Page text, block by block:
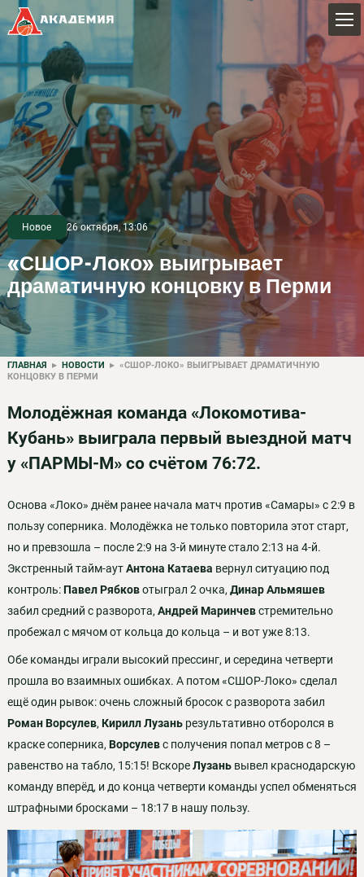
Новое 26 октября, 13:06
«СШОР-Локо» выигрывает
драматичную концовку в Перми
ГЛАВНАЯ ▸ НОВОСТИ ▸ «СШОР-ЛОКО» ВЫИГРЫВАЕТ ДРАМАТИЧНУЮ
КОНЦОВКУ В ПЕРМИ
Молодёжная команда «Локомотива-
Кубань» выиграла первый выездной матч
у «ПАРМЫ-М» со счётом 76:72.
Основа «Локо» днём ранее начала матч против «Самары» с 2:9 в
пользу соперника. Молодёжка не только повторила этот старт,
но и превзошла – после 2:9 на 3-й минуте стало 2:13 на 4-й.
Экстренный тайм-аутАнтона Катаева вернул ситуацию под
контроль: Павел Рябковотыграл 2 очка, Динар Альмяшев
забил средний с разворота, Андрей Маринчевстремительно
пробежал с мячом от кольца до кольца – и вот уже 8:13.
Обе команды играли высокий прессинг, и середина четверти
прошла во взаимных ошибках. А потом «СШОР-Локо» сделал
ещё один рывок: очень сложный бросок с разворота забил
Роман Ворсулев, Кирилл Лузаньрезультативно отборолся в
краске соперника, Ворсулевс получения попал метров с 8 –
равенство на табло, 15:15! ВскореЛузаньвывел краснодарскую
команду вперёд, и до конца четверти команды успел обменяться
штрафными бросками – 18:17 в нашу пользу.